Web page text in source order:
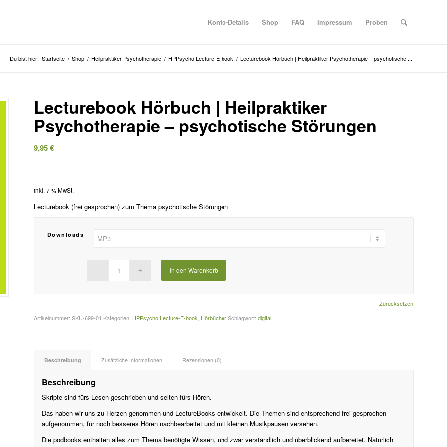
Konto-Details Shop FAQ Impressum Proben
Du bist hier: Startseite / Shop / Heilpraktiker Psychotherapie / HPPsycho Lecture-E-book / Lecturebook Hörbuch | Heilpraktiker Psychotherapie – psychotische ...
Lecturebook Hörbuch | Heilpraktiker
Psychotherapie – psychotische Störungen
9,95€
inkl. 7 % MwSt.
Lecturebook (frei gesprochen) zum Thema psychotische Störungen
Downloads
Zurücksetzen
In den Warenkorb
Artikelnummer:SKU-699-01 Kategorien: HPPsycho Lecture-E-book Hörbücher Schlagwort:digital
Beschreibung Zusätzliche Informationen Rezensionen (0)
Beschreibung
Skripte sind fürs Lesen geschrieben und selten fürs Hören.
Das haben wir uns zu Herzen genommen und LectureBooks entwickelt. Die Themen sind entsprechend frei gesprochen
aufgenommen, für noch besseres Hören nachbearbeitet und mit kleinen Musikpausen versehen.
Die podbooks enthalten alles zum Thema benötigte Wissen, und zwar verständlich und überblickend aufbereitet. Natürlich